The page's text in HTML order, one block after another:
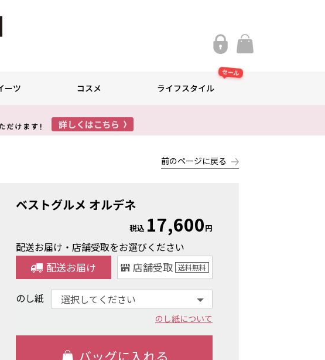
ーツ コスメ ライフスタイル
セール
前のページに戻る
ベストグルメ オルデネ
税込 17,600円
配送お届け・店舗受取をお選びください
配送お届け 店舗受取 送料無料
のし紙
のし紙について